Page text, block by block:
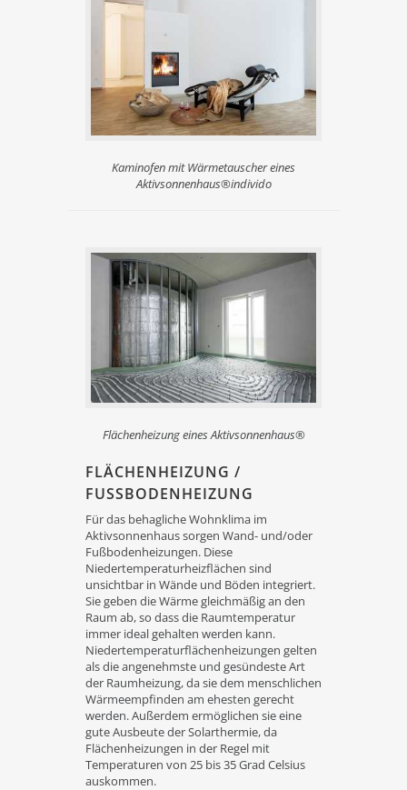
Kaminofen mit Wärmetauscher eines
Aktivsonnenhaus®individo
Flächenheizung eines Aktivsonnenhaus®
FLÄCHENHEIZUNG /
FUSSBODENHEIZUNG
Für das behagliche Wohnklima im
Aktivsonnenhaus sorgen Wand- und/oder
Fußbodenheizungen. Diese
Niedertemperaturheizflächen sind
unsichtbar in Wände und Böden integriert.
Sie geben die Wärme gleichmäßig an den
Raum ab, so dass die Raumtemperatur
immer ideal gehalten werden kann.
Niedertemperaturflächenheizungen gelten
als die angenehmste und gesündeste Art
der Raumheizung, da sie dem menschlichen
Wärmeempfinden am ehesten gerecht
werden. Außerdem ermöglichen sie eine
gute Ausbeute der Solarthermie, da
Flächenheizungen in der Regel mit
Temperaturen von 25 bis 35 Grad Celsius
auskommen.